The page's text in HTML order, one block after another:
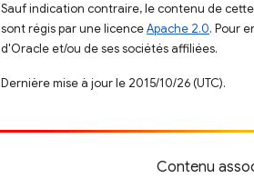
Sauf indication contraire, le contenu de
sont régis par une licenceApache 2.0. Pour
d'Oracle et/ou de ses sociétés affiliées.
Dernière mise à jour le 2015/10/26 (UTC).
Contenu